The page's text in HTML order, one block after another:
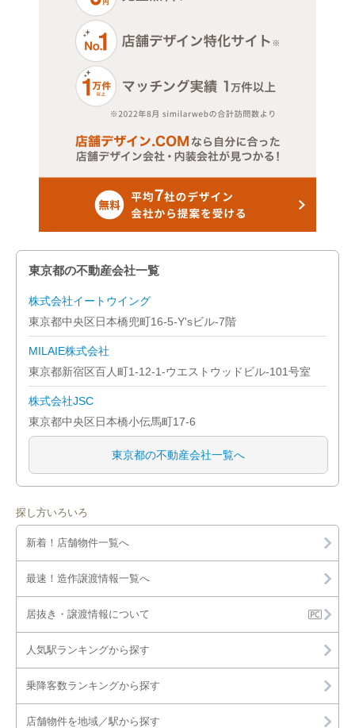
東京都の不動産会社一覧
株式会社イートウイング
東京都中央区日本橋兜町16-5-Y'sビル-7階
MILAIE株式会社
東京都新宿区百人町1-12-1-ウエストウッドビル-101号室
株式会社JSC
東京都中央区日本橋小伝馬町17-6
東京都の不動産会社一覧へ
探し方いろいろ
新着！店舗物件一覧へ
最速！造作譲渡情報一覧へ
居抜き・譲渡情報について
人気駅ランキングから探す
乗降客数ランキングから探す
店舗物件を地域／駅から探す